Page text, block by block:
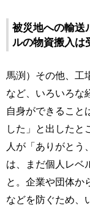
被災地への輸送
ルの物資搬入は
馬渕）その他、工
など、いろいろな
自身ができること
した」と出したと
人が「ありがとう
は、まだ個人レベ
と。企業や団体か
などを防ぐため、